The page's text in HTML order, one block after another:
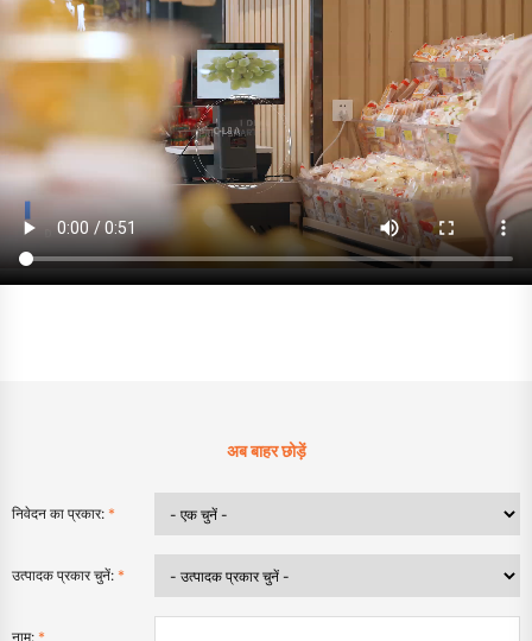
अब बाहर छोड़ें
निवेदन का प्रकार: *
उत्पादक प्रकार चुनें: *
नाम: *